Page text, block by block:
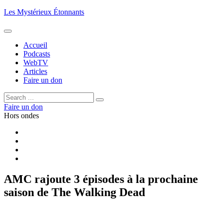
Aller
contenu
Les Mystérieux Étonnants
Accueil
Podcasts
WebTV
Articles
Faire un don
Rechercher :
Rechercher
Faire un don
Hors ondes
AMC rajoute 3 épisodes à la prochaine
saison de The Walking Dead